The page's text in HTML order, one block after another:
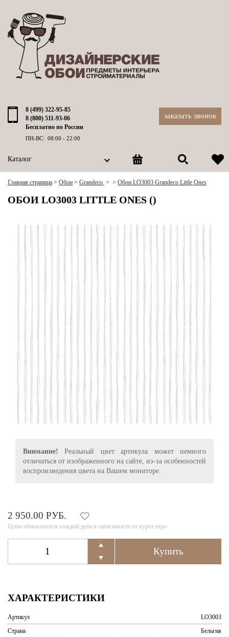
8 (499) 322-95-85
8 (800) 511-93-06
Бесплатно по России
ПН-ВС: 08:00 - 22:00
заказать звонок
Каталог
Главная страница > Обои > Grandeco > > Обои LO3003 Grandeco Little Ones
ОБОИ LO3003 LITTLE ONES ()
Внимание! Реальный цвет артикула может немного
отличаться от изображенного на сайте, из-за особенностей
воспроизведения цвета на Вашем мониторе.
2 950.00 РУБ.
Цены обновляются каждый день в зависимости от курса евро
ХАРАКТЕРИСТИКИ
Артикул
LO3003
Страна
Бельгия